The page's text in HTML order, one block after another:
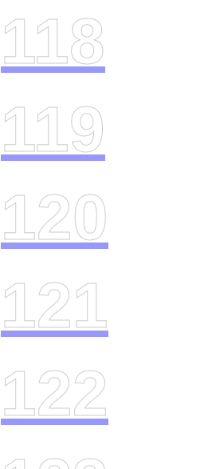
118
119
120
121
122